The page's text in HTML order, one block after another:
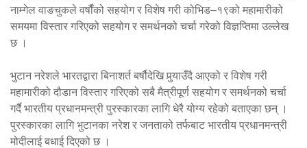
नाम्गेल वाङचुकले वर्षौंको सहयोग र विशेष गरी कोभिड–१९को महामारीको
समयमा विस्तार गरिएको सहयोग र समर्थनको चर्चा गरेको विज्ञप्तिमा उल्लेख
छ ।
भुटान नरेशले भारतद्वारा बिनाशर्त बर्षौदेखि पुर्‍याउँदै आएको र विशेष गरी
महामारीको दौडान विस्तार गरिएको सबै मैत्रीपूर्ण सहयोग र समर्थनको चर्चा
गर्दै भारतीय प्रधानमन्त्री पुरस्कारका लागि धेरै योग्य रहेको बताएका छन् ।
पुरस्कारका लागि भुटानका नरेश र जनताको तर्फबाट भारतीय प्रधानमन्त्री
मोदीलाई बधाई दिएको छ ।